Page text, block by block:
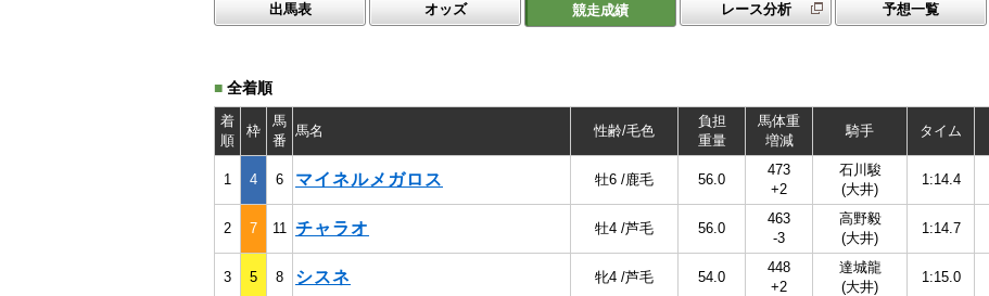
出馬表 オッズ 競走成績 レース分析 予想一覧
■ 全着順
着
順
枠
馬
番
馬名 性齢/毛色
負担
重量
馬体重
増減
騎手 タイム
1 4 6 マイネルメガロス 牡6 /鹿毛 56.0
473
+2
石川駿
(大井)
1:14.4
2 7 11 チャラオ 牡4 /芦毛 56.0
463
-3
高野毅
(大井)
1:14.7
3 5 8 シスネ 牝4 /芦毛 54.0
448
+2
達城龍
(大井)
1:15.0